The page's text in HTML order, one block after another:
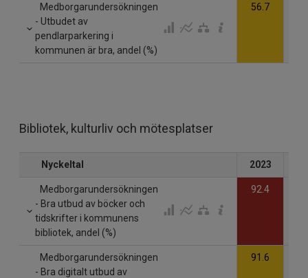
Medborgarundersökningen
- Utbudet av
pendlarparkering i
kommunen är bra, andel (%)
56.7
Bibliotek, kulturliv och mötesplatser
Nyckeltal 2023
Medborgarundersökningen
- Bra utbud av böcker och
tidskrifter i kommunens
bibliotek, andel (%)
92.4
Medborgarundersökningen
- Bra digitalt utbud av
91.6